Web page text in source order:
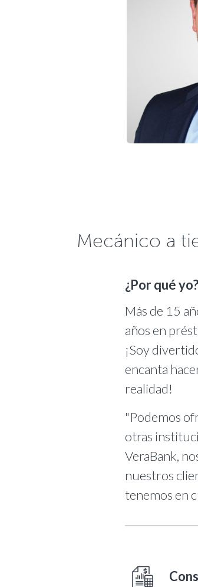
Mecánico a
¿Por qué yo?
Más de 15
años en
¡Soy
encanta
realidad!
"Podemos
otras
VeraBank,
nuestros
tenemos en